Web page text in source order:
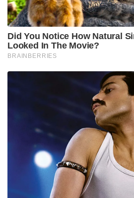
Did You Notice How Natural
Looked In The Movie?
BRAINBERRIES